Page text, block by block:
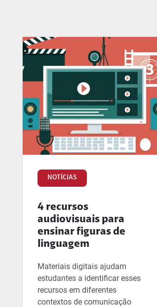
NOTÍCIAS
4 recursos
audiovisuais para
ensinar figuras de
linguagem
Materiais digitais ajudam
estudantes a identificar esses
recursos em diferentes
contextos de comunicação